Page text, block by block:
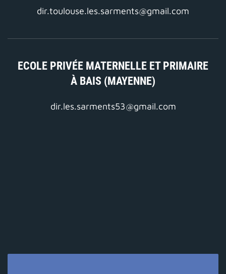
dir.toulouse.les.sarments@gmail.com
ECOLE PRIVÉE MATERNELLE ET PRIMAIRE
À BAIS (MAYENNE)
dir.les.sarments53@gmail.com